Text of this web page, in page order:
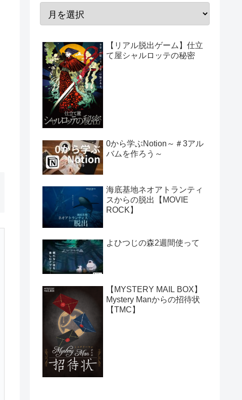
【リアル脱出ゲーム】仕立
て屋シャルロッテの秘密
0から学ぶNotion～＃3アル
バムを作ろう～
海底基地ネオアトランティ
スからの脱出【MOVIE
ROCK】
よひつじの森2週間使って
【MYSTERY MAIL BOX】
Mystery Manからの招待状
【TMC】